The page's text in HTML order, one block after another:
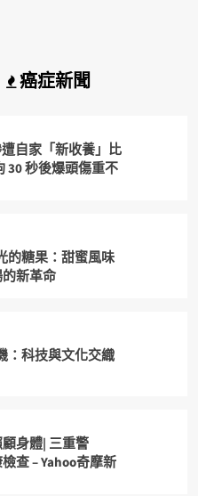
癌症新聞
自家「新收養」比
30 秒後爆頭傷重不
的糖果：甜蜜風味
新革命
：科技與文化交織
身體| 三重警
查 – Yahoo奇摩新